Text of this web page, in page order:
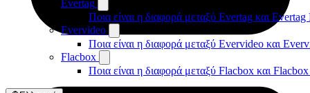
Evertag
Ποια είναι η διαφορά μεταξύ Evertag και
Evervideo
Ποια είναι η διαφορά μεταξύ Evervideo και
Flacbox
Ποια είναι η διαφορά μεταξύ Flacbox και